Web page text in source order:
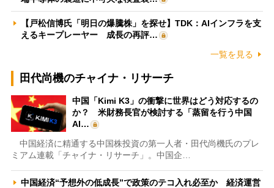
【戸松信博氏「明日の爆騰株」を探せ】TDK：AIインフラを支
えるキープレーヤー 成長の再評…
一覧を見る
田代尚機のチャイナ・リサーチ
中国「Kimi K3」の衝撃に世界はどう対応するの
か？ 米財務長官が検討する「蒸留を行う中国
AI…
中国経済に精通する中国株投資の第一人者・田代尚機氏のプレ
ミアム連載「チャイナ・リサーチ」。中国企…
中国経済“予想外の低成長”で政策のテコ入れ必至か 経済運営